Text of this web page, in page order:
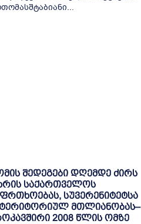
შედეგები დღემდე ძირს
საქართველოს
სუვერენიტეტსა
მთლიანობას–
2008 წლის ომზე